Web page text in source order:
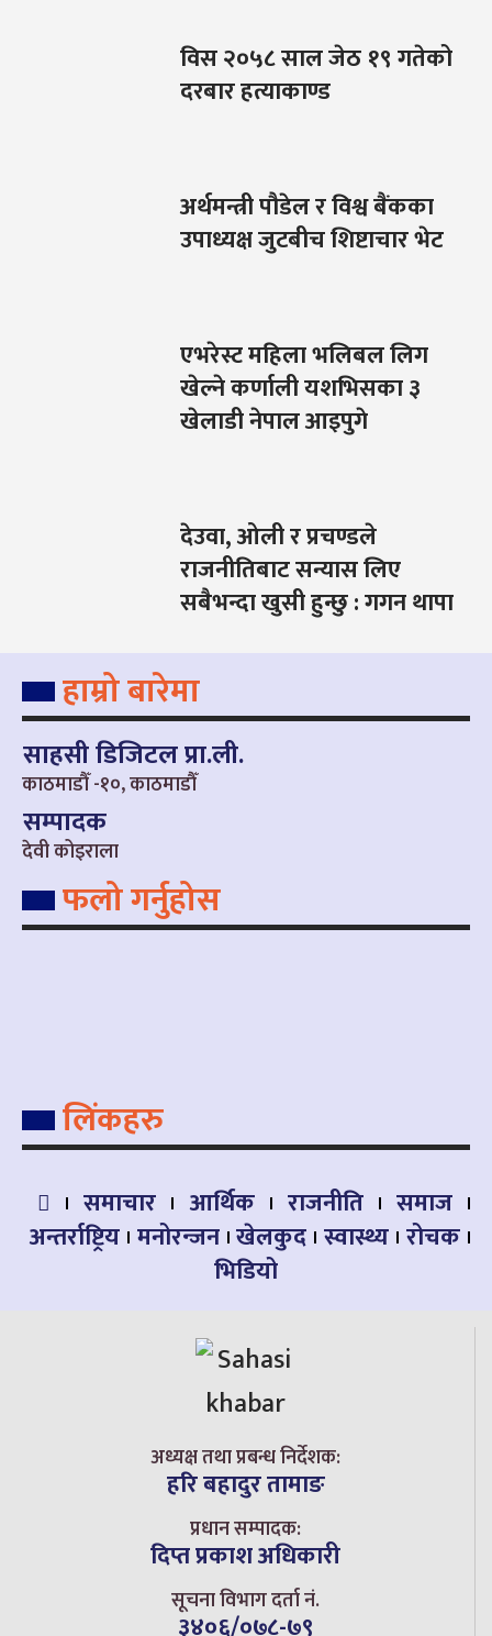
विस २०५८ साल जेठ १९ गतेको
दरबार हत्याकाण्ड
अर्थमन्त्री पौडेल र विश्व बैंकका
उपाध्यक्ष जुटबीच शिष्टाचार भेट
एभरेस्ट महिला भलिबल लिग
खेल्ने कर्णाली यशभिसका ३
खेलाडी नेपाल आइपुगे
देउवा, ओली र प्रचण्डले
राजनीतिबाट सन्यास लिए
सबैभन्दा खुसी हुन्छु : गगन थापा
हाम्रो बारेमा
साहसी डिजिटल प्रा.ली.
काठमाडौँ -१०, काठमाडौँ
सम्पादक
देवी कोइराला
फलो गर्नुहोस
लिंकहरु
समाचार आर्थिक राजनीति
समाज
अन्तर्राष्ट्रिय मनोरन्जन खेलकुद स्वास्थ्य रोचक
भिडियो
अध्यक्ष तथा प्रबन्ध निर्देशक:
हरि बहादुर तामाङ
प्रधान सम्पादक:
दिप्त प्रकाश अधिकारी
सूचना विभाग दर्ता नं.
३४०६/०७८-७९